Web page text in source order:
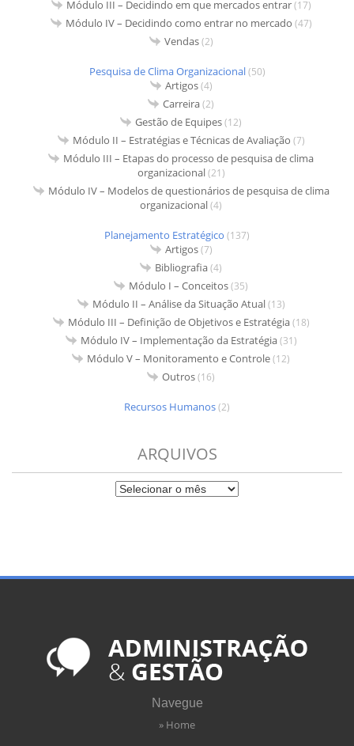
Módulo III – Decidindo em que mercados entrar(17)
Módulo IV – Decidindo como entrar no mercado (47)
Vendas(2)
Pesquisa de Clima Organizacional(50)
Artigos(4)
Carreira(2)
Gestão de Equipes(12)
Módulo II – Estratégias e Técnicas de Avaliação (7)
Módulo III – Etapas do processo de pesquisa de clima
organizacional(21)
Módulo IV – Modelos de questionários de pesquisa de clima
organizacional(4)
Planejamento Estratégico (137)
Artigos(7)
Bibliografia(4)
Módulo I – Conceitos(35)
Módulo II – Análise da Situação Atual(13)
Módulo III – Definição de Objetivos e Estratégia(18)
Módulo IV – Implementação da Estratégia(31)
Módulo V – Monitoramento e Controle(12)
Outros(16)
Recursos Humanos(2)
ARQUIVOS
Navegue
» Home